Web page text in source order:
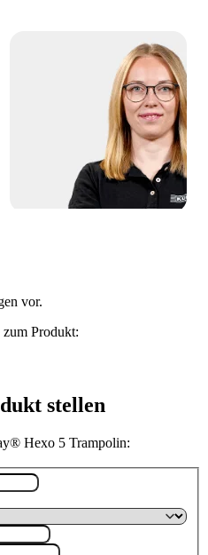
vor.
zum Produkt:
stellen
Hexo 5 Trampolin: